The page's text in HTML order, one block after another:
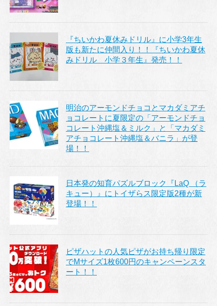
『ちいかわ夏休みドリル』に小学3年生
版も新たに仲間入り！！『ちいかわ夏休
みドリル 小学３年生』発売！！
明治のアーモンドチョコとマカダミアチ
ョコレートに夏限定の「アーモンドチョ
コレート沖縄塩＆ミルク」と「マカダミ
アチョコレート沖縄塩＆バニラ」が登
場！！
日本発の知育パズルブロック『LaQ （ラ
キュー）』にトイザらス限定版2種が新
登場！！
ピザハットの人気ピザがお持ち帰り限定
でMサイズ1枚600円のキャンペーンスタ
ート！！